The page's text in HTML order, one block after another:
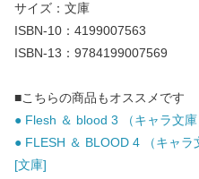
サイズ：文庫
ISBN-10：4199007563
ISBN-13：9784199007569
■こちらの商品もオススメです
● Flesh ＆ blood 3 （キャラ文
● FLESH ＆ BLOOD 4 （キャ
[文庫]